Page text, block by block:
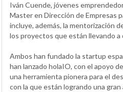
Iván Cuende, jóvenes
Master en Dirección de Empresas
incluye, además, la mentorización
los proyectos que están llevando a
Ambos han fundado la startup
han lanzado holaIO, con el apoyo
una herramienta pionera para el
con la que están logrando una gran